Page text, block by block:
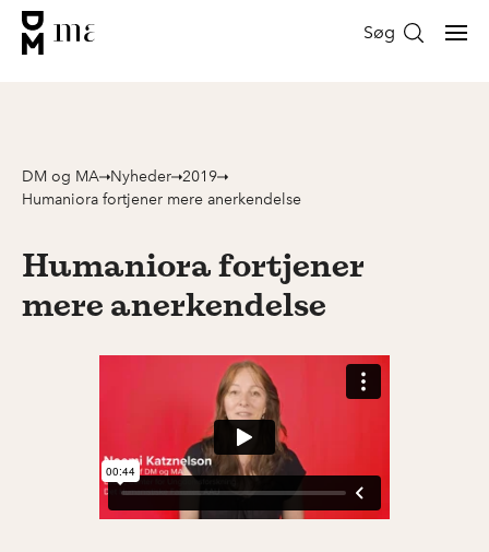
Søg
DM og MA Nyheder 2019
Humaniora fortjener mere anerkendelse
Humaniora fortjener
mere anerkendelse